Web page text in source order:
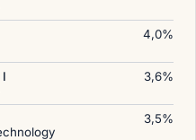
4,0%
3,6%
3,5%